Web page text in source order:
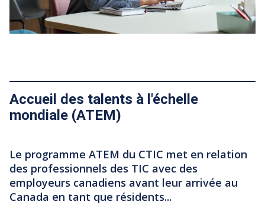
Accueil des talents à l'échelle
mondiale (ATEM)
Le programme ATEM du CTIC met en relation
des professionnels des TIC avec des
employeurs canadiens avant leur arrivée au
Canada en tant que résidents...